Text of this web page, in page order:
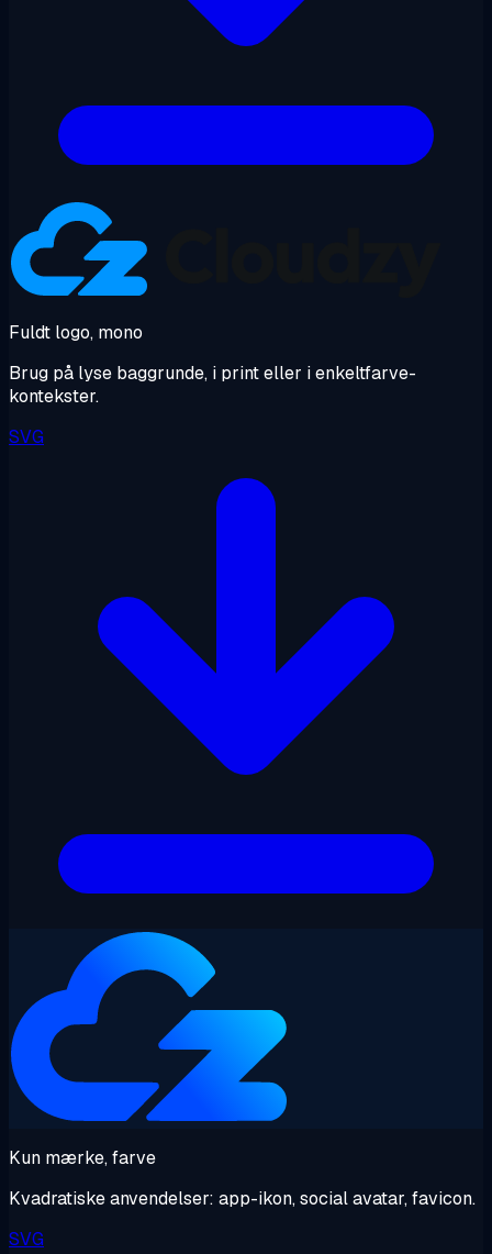
Fuldt logo, mono
Brug på lyse baggrunde, i print eller i enkeltfarve-
kontekster.
SVG
Kun mærke, farve
Kvadratiske anvendelser: app-ikon, social avatar, favicon.
SVG